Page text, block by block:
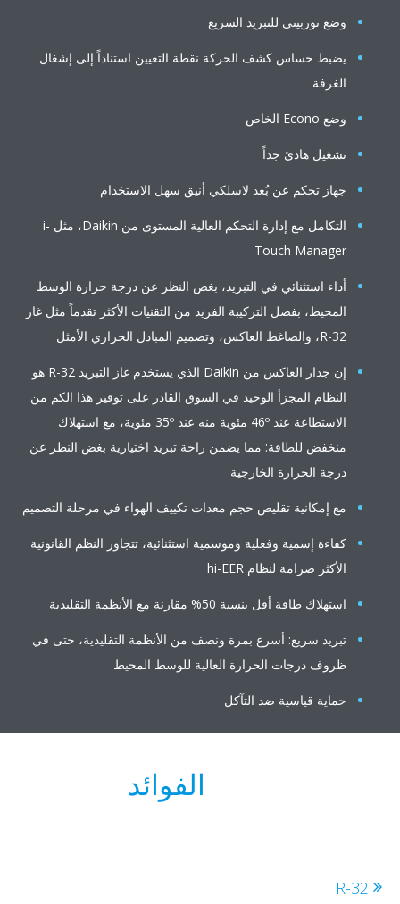
وضع توربيني للتبريد السريع
يضبط حساس كشف الحركة نقطة التعيين استناداً إلى إشغال
وضع Econo الخاص
تشغيل هادئ جداً
جهاز تحكم عن بُعد لاسلكي أنيق سهل الاستخدام
التكامل مع إدارة التحكم العالية المستوى من Daikin، مثل i-
Touch Manager
أداء استثنائي في التبريد، بغض النظر عن درجة حرارة الوسط
المحيط، بفضل التركيبة الفريد من التقنيات الأكثر تقدماً مثل غاز
إن جدار العاكس من Daikin الذي يستخدم غاز التبريد R-32 هو
النظام المجزأ الوحيد في السوق القادر على توفير هذا الكم من
الاستطاعة عند 46º مئوية منه عند 35º مئوية، مع استهلاك
منخفض للطاقة: مما يضمن راحة تبريد اختيارية بغض النظر عن
درجة الحرارة الخارجية
مع إمكانية تقليص حجم معدات تكييف الهواء في مرحلة التصميم
كفاءة إسمية وفعلية وموسمية استثنائية، تتجاوز النظم القانونية
الأكثر صرامة لنظام hi-EER
استهلاك طاقة أقل بنسبة 50% مقارنة مع الأنظمة التقليدية
تبريد سريع: أسرع بمرة ونصف من الأنظمة التقليدية، حتى في
ظروف درجات الحرارة العالية للوسط المحيط
حماية قياسية ضد التآكل
الفوائد
R-